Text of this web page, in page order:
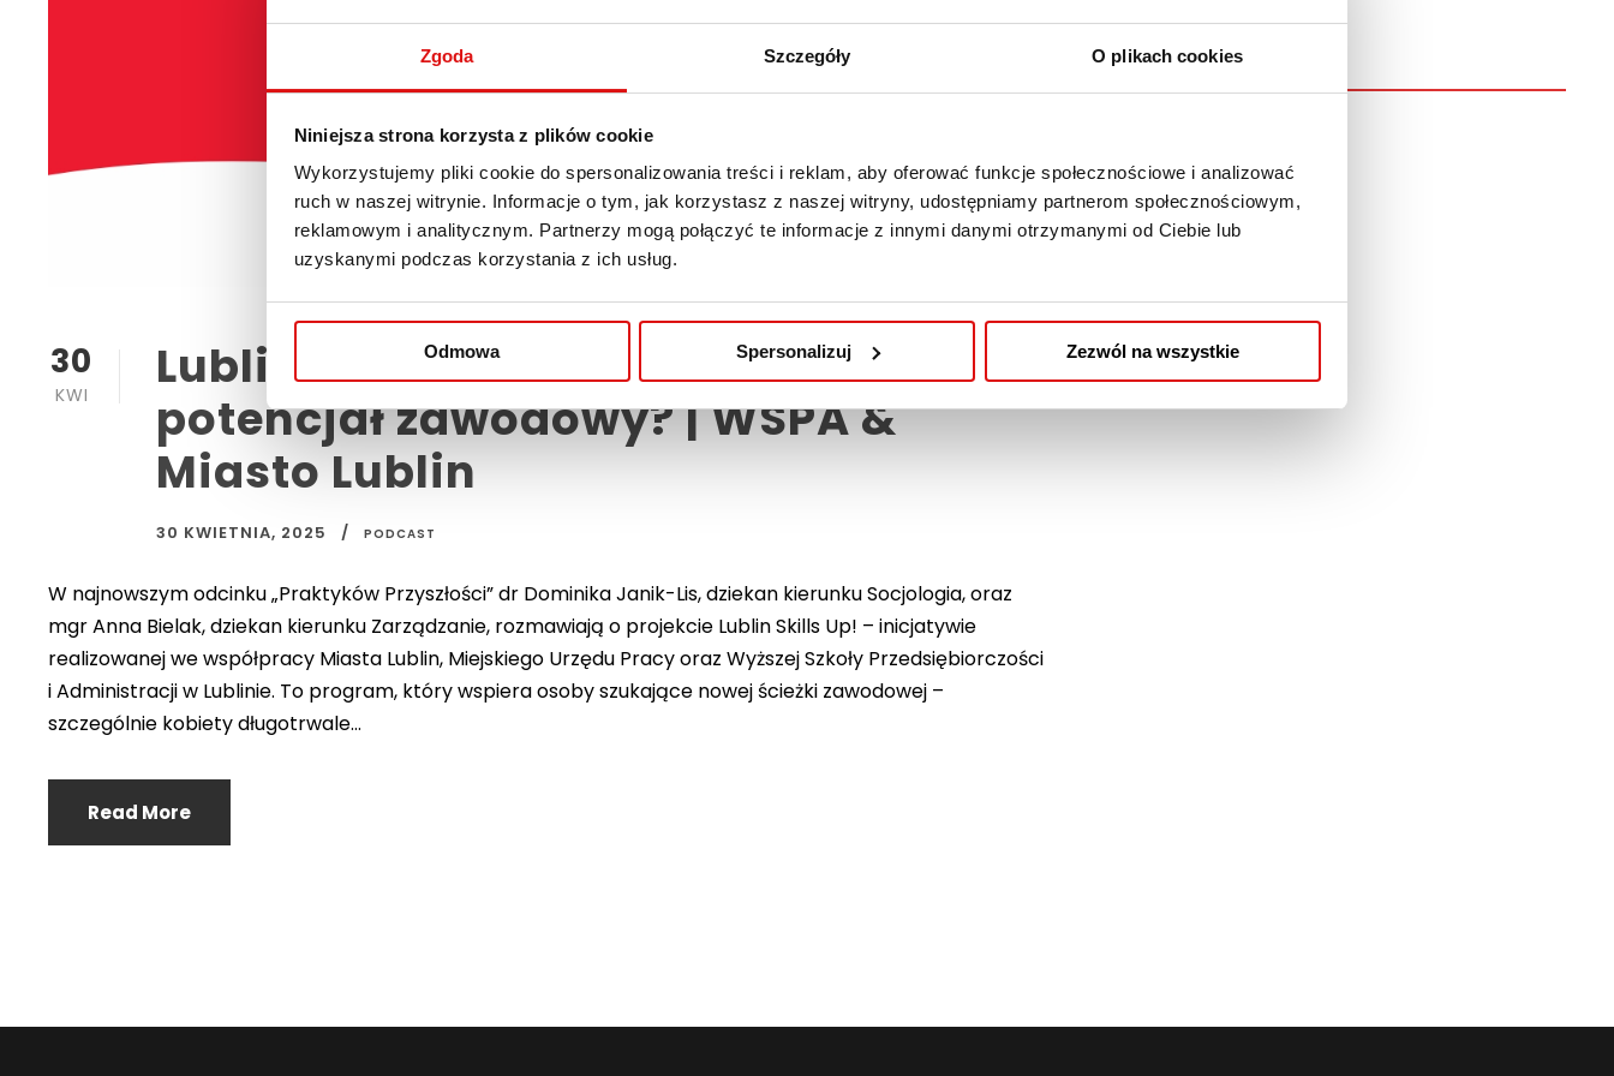
Zgoda Szczegóły O plikach cookies
Niniejsza strona korzysta z plików cookie
Wykorzystujemy pliki cookie do spersonalizowania treści i reklam, aby oferować funkcje społecznościowe i analizować
ruch w naszej witrynie. Informacje o tym, jak korzystasz z naszej witryny, udostępniamy partnerom społecznościowym,
reklamowym i analitycznym. Partnerzy mogą połączyć te informacje z innymi danymi otrzymanymi od Ciebie lub
uzyskanymi podczas korzystania z ich usług.
Odmowa Spersonalizuj Zezwól na wszystkie
30
KWI
Lublin Skills Up – jak odkrywać swój
potencjał zawodowy? | WSPA &
Miasto Lublin
30 KWIETNIA, 2025 PODCAST
W najnowszym odcinku „Praktyków Przyszłości” dr Dominika Janik-Lis, dziekan kierunku Socjologia, oraz
mgr Anna Bielak, dziekan kierunku Zarządzanie, rozmawiają o projekcie Lublin Skills Up! – inicjatywie
realizowanej we współpracy Miasta Lublin, Miejskiego Urzędu Pracy oraz Wyższej Szkoły Przedsiębiorczości
i Administracji w Lublinie. To program, który wspiera osoby szukające nowej ścieżki zawodowej –
szczególnie kobiety długotrwale...
Read More
rektorat@wspa.pl